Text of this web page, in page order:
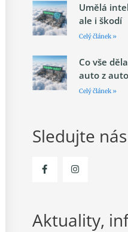
Umělá
ale i škodí
Celý článek »
Co vše
auto z
Celý článek »
Sledujte nás
Aktuality,